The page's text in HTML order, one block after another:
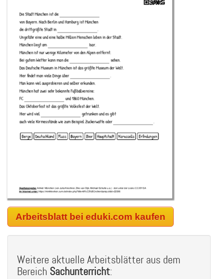
Arbeitsblatt bei eduki.com kaufen
Weitere aktuelle Arbeitsblätter aus dem
Bereich Sachunterricht: